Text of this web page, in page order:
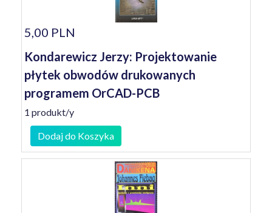
5,00 PLN
Kondarewicz Jerzy: Projektowanie
płytek obwodów drukowanych
programem OrCAD-PCB
1 produkt/y
Dodaj do Koszyka